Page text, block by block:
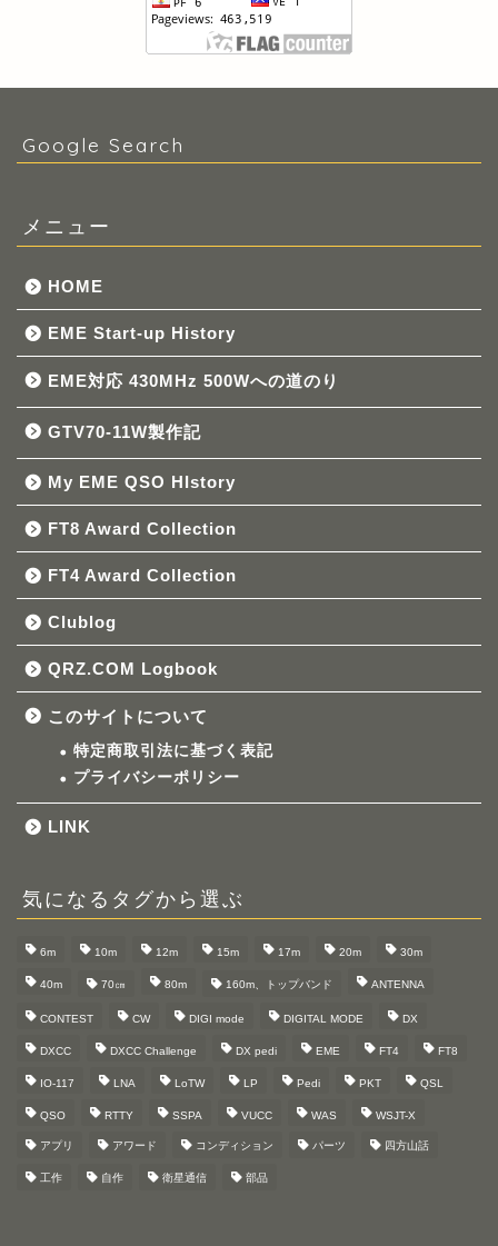
Google Search
メニュー
HOME
EME Start-up History
EME対応 430MHz 500Wへの道のり
GTV70-11W製作記
My EME QSO HIstory
FT8 Award Collection
FT4 Award Collection
Clublog
QRZ.COM Logbook
このサイトについて
特定商取引法に基づく表記
プライバシーポリシー
LINK
気になるタグから選ぶ
6m 10m 12m 15m 17m 20m 30m
40m 70㎝ 80m 160m、トップバンド ANTENNA
CONTEST CW DIGI mode DIGITAL MODE DX
DXCC DXCC Challenge DX pedi EME FT4 FT8
IO-117 LNA LoTW LP Pedi PKT QSL
QSO RTTY SSPA VUCC WAS WSJT-X
アプリ アワード コンディション パーツ 四方山話
工作 自作 衛星通信 部品